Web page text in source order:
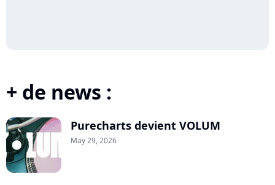
+ de news :
Purecharts devient VOLUM
May 29, 2026